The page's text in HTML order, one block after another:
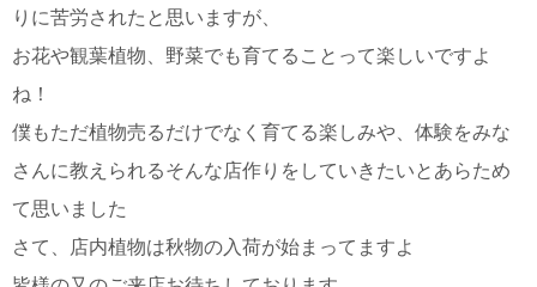
りに苦労されたと思いますが、
お花や観葉植物、野菜でも育てることって楽しいですよ
ね！
僕もただ植物売るだけでなく育てる楽しみや、体験をみな
さんに教えられるそんな店作りをしていきたいとあらため
て思いました
さて、店内植物は秋物の入荷が始まってますよ